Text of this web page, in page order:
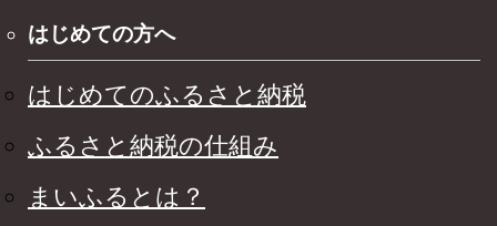
はじめての方へ
はじめてのふるさと納税
ふるさと納税の仕組み
まいふるとは？